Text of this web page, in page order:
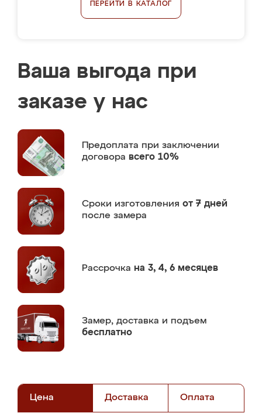
ПЕРЕЙТИ В КАТАЛОГ
Ваша выгода при
заказе у нас
Предоплата при заключении
договора всего 10%
Сроки изготовления от 7 дней
после замера
Рассрочка на 3, 4, 6 месяцев
Замер, доставка и подъем
бесплатно
Цена Доставка Оплата